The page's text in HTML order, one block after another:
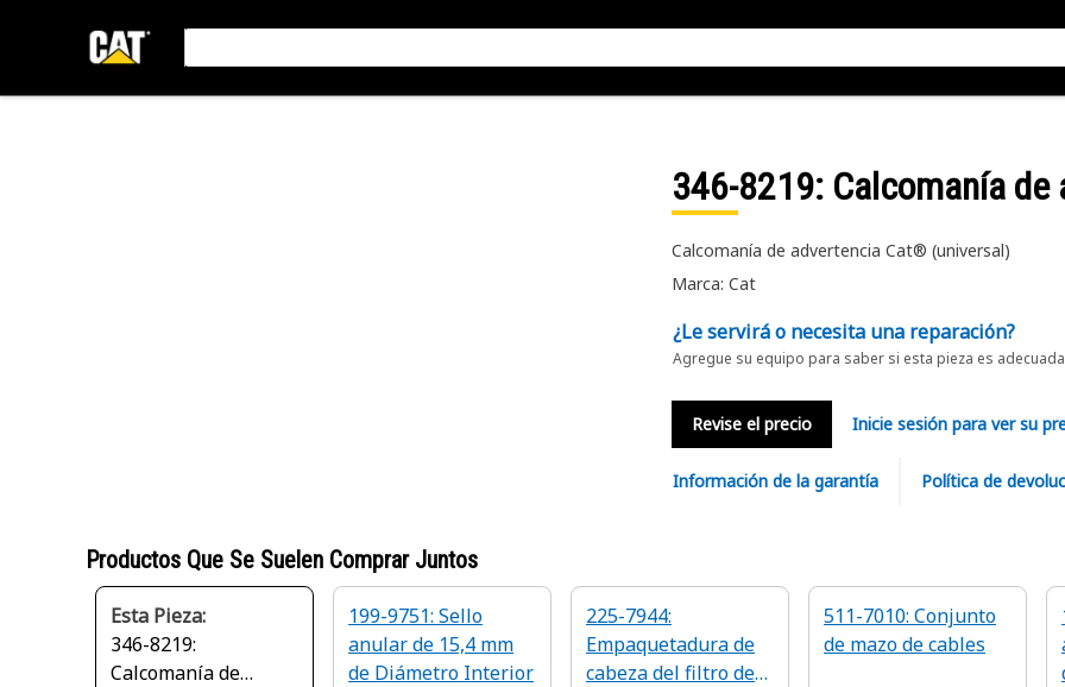
346-8219: Calcomanía
Calcomanía de advertencia Cat® (universal)
Marca: Cat
¿Le servirá o necesita una reparación?
Agregue su equipo para saber si esta pieza es
Revise el precio Inicie sesión para ver su
Información de la garantía Política de
Productos Que Se Suelen Comprar Juntos
Esta Pieza:
346-8219:
Calcomanía de
199-9751: Sello
anular de 15,4 mm
de Diámetro Interior
225-7944:
Empaquetadura de
cabeza del filtro de
511-7010: Conjunto
de mazo de cables